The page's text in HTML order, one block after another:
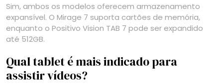
Sim, ambos os modelos oferecem armazenamento
expansível. O Mirage 7 suporta cartões de memória,
enquanto o Positivo Vision TAB 7 pode ser expandido
até 512GB.
Qual tablet é mais indicado para
assistir vídeos?